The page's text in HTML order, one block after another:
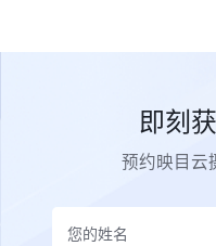
即刻
预约映目云